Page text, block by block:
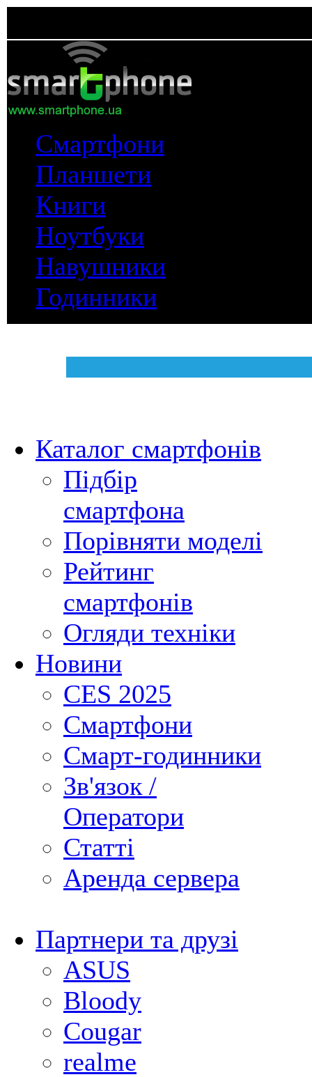
Смартфони
Планшети
Книги
Ноутбуки
Навушники
Годинники
Каталог смартфонів
Підбір
смартфона
Порівняти моделі
Рейтинг
смартфонів
Огляди техніки
Новини
CES 2025
Смартфони
Смарт-годинники
Зв'язок /
Оператори
Статті
Аренда сервера
Партнери та друзі
ASUS
Bloody
Cougar
realme